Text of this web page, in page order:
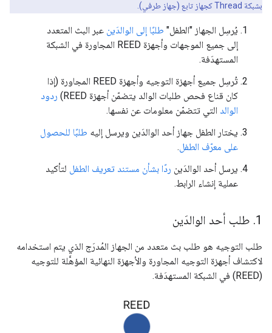
بشبكة Thread كجهاز تابع (جهاز طرفي).
يُرسِل الجهاز "الطفل" طلبًا إلى الوالدَين عبر البث المتعدد
إلى جميع الموجهات وأجهزة REED المجاورة في الشبكة
المستهدَفة.
تُرسِل جميع أجهزة التوجيه وأجهزة REED المجاورة (إذا
كان قناع فحص طلبات الوالد يتضمّن أجهزة REED)
ردود
الوالد التي تتضمّن معلومات عن نفسها.
يختار الطفل جهاز أحد الوالدَين ويرسل إليه طلبًا للحصول
على معرّف الطفل.
يرسل أحد الوالدَين ردًا بشأن مستند تعريف الطفل لتأكيد
عملية إنشاء الرابط.
‫1
. طلب أحد الوالدَين
طلب التوجيه هو طلب بث متعدد من الجهاز المُدرَج الذي يتم استخدامه
لاكتشاف أجهزة التوجيه المجاورة والأجهزة النهائية المؤهَّلة للتوجيه
(REED) في الشبكة المستهدَفة.